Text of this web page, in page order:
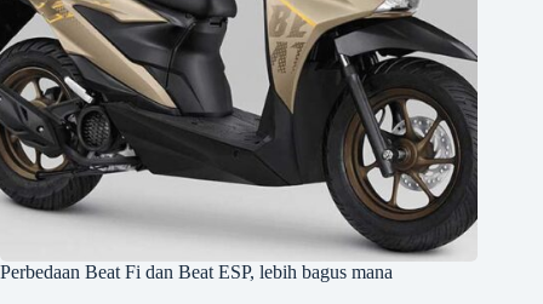
Perbedaan Beat Fi dan Beat ESP, lebih bagus mana